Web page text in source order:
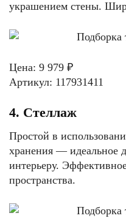
украшением стены.
Цена: 9 979 ₽
Артикул: 117931411
4. Стеллаж
Простой в
хранения — идеальное
интерьеру.
пространства.